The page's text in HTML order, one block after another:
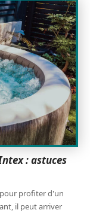
: astuces
profiter d'un
il peut arriver